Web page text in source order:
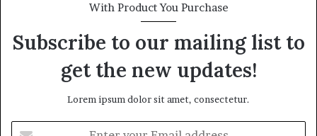
With Product You Purchase
Subscribe to our mailing list to
get the new updates!
Lorem ipsum dolor sit amet, consectetur.